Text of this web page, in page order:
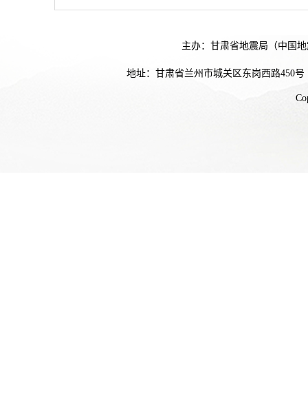
主办：甘肃省地震局（中国
地址：甘肃省兰州市城关区东岗西路450号